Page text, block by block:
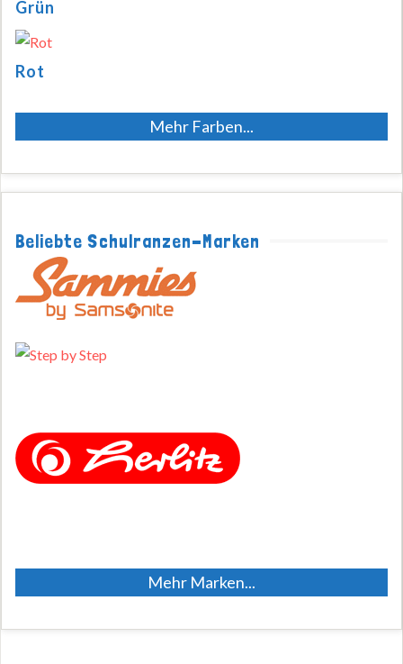
Grün
Rot
Mehr Farben...
Beliebte Schulranzen-Marken
Mehr Marken...